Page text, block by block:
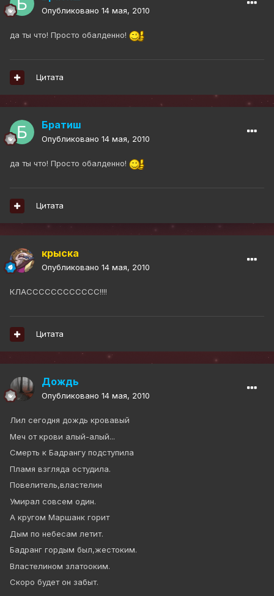
Опубликовано 14 мая, 2010
да ты что! Просто обалденно!
Цитата
Братиш
Опубликовано 14 мая, 2010
да ты что! Просто обалденно!
Цитата
крыска
Опубликовано 14 мая, 2010
КЛАСССССССССССС!!!!
Цитата
Дождь
Опубликовано 14 мая, 2010
Лил сегодня дождь кровавый
Меч от крови алый-алый...
Смерть к Бадрангу подступила
Пламя взгляда остудила.
Повелитель,властелин
Умирал совсем один.
А кругом Маршанк горит
Дым по небесам летит.
Бадранг гордым был,жестоким.
Властелином златооким.
Скоро будет он забыт.